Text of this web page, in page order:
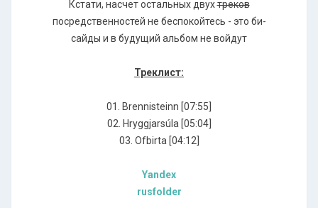
Кстати, насчет остальных двухтреков
посредственностей не беспокойтесь - это би-
сайды и в будущий альбом не войдут
Треклист:
01. Brennisteinn [07:55]
02. Hryggjarsúla [05:04]
03. Ofbirta [04:12]
Yandex
rusfolder